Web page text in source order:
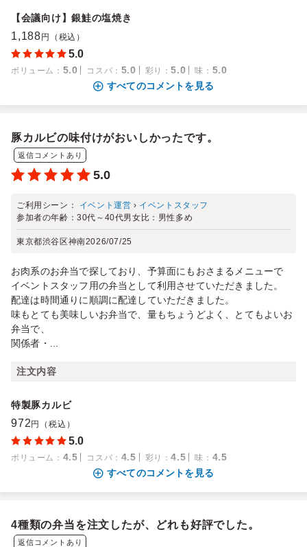
【会議向け】銀鮭の塩焼き
1,188 円（税込）
5.0
ボリューム ： 5.0 コスパ ： 5.0 彩り ：5.0 味 ： 5.0
すべてのコメントを見る
豚カルビの味付けがおいしかったです。
返信コメントあり
5.0
ご利用シーン： イベント運営 › イベントスタッフ
参加者の年齢：30代～40代男女比： 男性多め
東京都渋谷区神南2026/07/25
お肉系のお弁当で探しており、予算面にもおさまるメニューで
イベントスタッフ用の弁当として利用させていただきました。
配達は時間通りに順調に配達していただきました。
味もとても美味しいお弁当で、量もちょうどよく、とてもよいお
弁当で、
関係者・...
注文内容
特製豚カルビ
972 円（税込）
5.0
ボリューム ： 4.5 コスパ ： 4.5 彩り ：4.5 味 ： 4.5
すべてのコメントを見る
4種類の弁当を注文したが、どれも好評でした。
返信コメントあり